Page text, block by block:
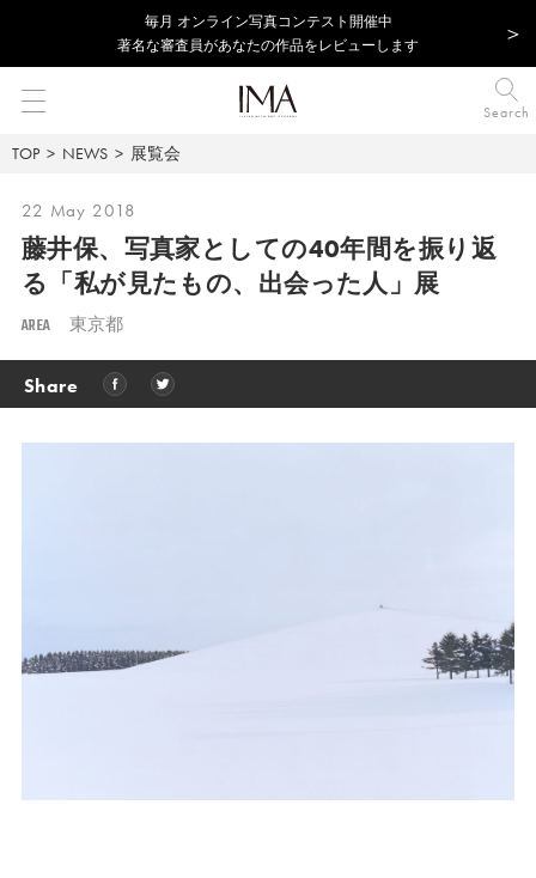
毎⽉ オンライン写真コンテスト開催中
著名な審査員があなたの作品をレビューします
Search
TOP NEWS 展覧会
22 May 2018
藤井保、写真家としての40年間を振り返
る 「私が見たもの、出会った人」展
AREA 東京都
Share